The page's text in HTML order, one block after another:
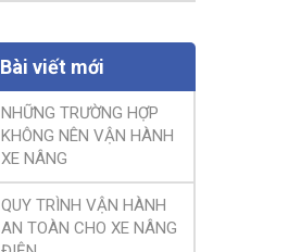
Bài viết mới
NHỮNG TRƯỜNG HỢP
KHÔNG NÊN VẬN HÀNH
XE NÂNG
QUY TRÌNH VẬN HÀNH
AN TOÀN CHO XE NÂNG